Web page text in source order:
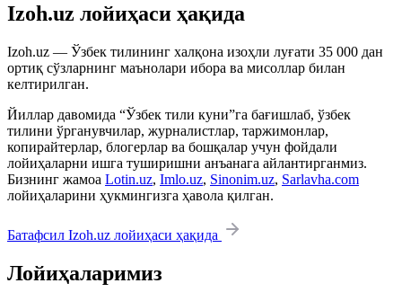
Izoh.uz лойиҳаси ҳақида
Izoh.uz — Ўзбек тилининг халқона изоҳли луғати 35 000 дан
ортиқ сўзларнинг маънолари ибора ва мисоллар билан
келтирилган.
Йиллар давомида “Ўзбек тили куни”га бағишлаб, ўзбек
тилини ўрганувчилар, журналистлар, таржимонлар,
копирайтерлар, блогерлар ва бошқалар учун фойдали
лойиҳаларни ишга туширишни анъанага айлантирганмиз.
Бизнинг жамоа Lotin.uz, Imlo.uz, Sinonim.uz, Sarlavha.com
лойиҳаларини ҳукмингизга ҳавола қилган.
Батафсил Izoh.uz лойиҳаси ҳақида
Лойиҳаларимиз